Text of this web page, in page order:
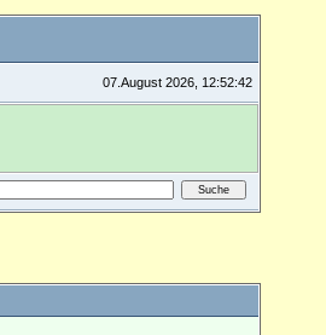
07.August 2026, 12:52:42